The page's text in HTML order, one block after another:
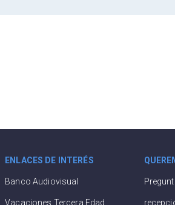
ENLACES DE INTERÉS
Banco Audiovisual
Vacaciones Tercera Edad